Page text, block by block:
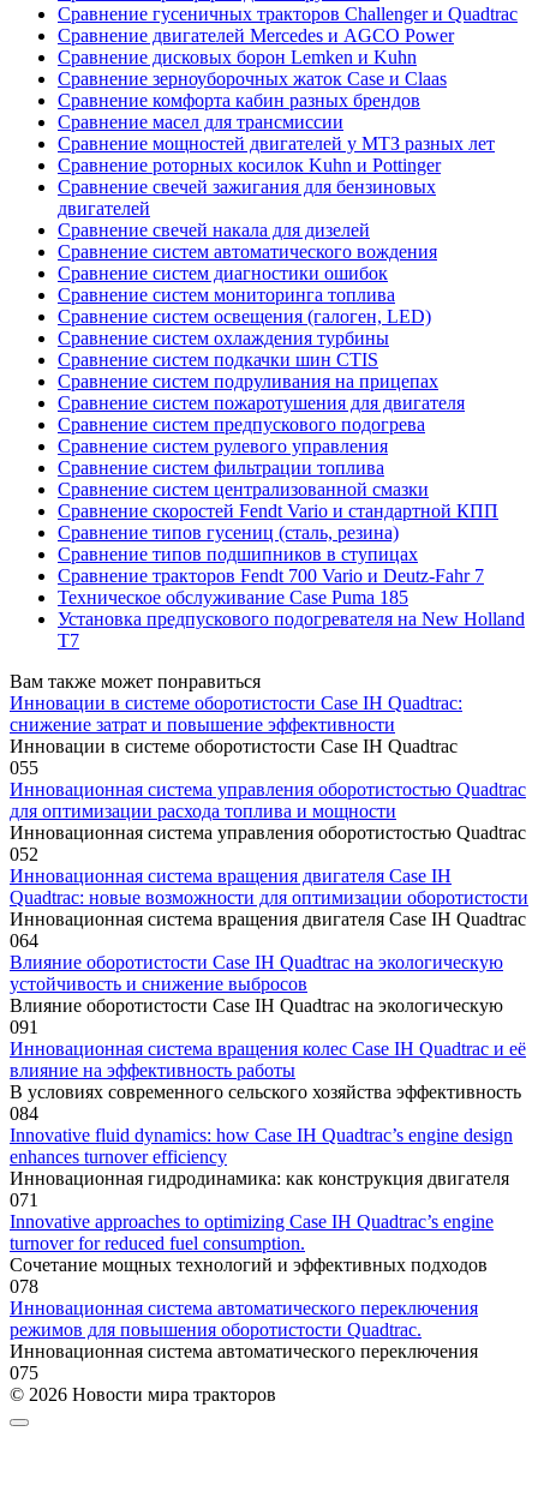
Сравнение гусеничных тракторов Challenger и Quadtrac
Сравнение двигателей Mercedes и AGCO Power
Сравнение дисковых борон Lemken и Kuhn
Сравнение зерноуборочных жаток Case и Claas
Сравнение комфорта кабин разных брендов
Сравнение масел для трансмиссии
Сравнение мощностей двигателей у МТЗ разных лет
Сравнение роторных косилок Kuhn и Pottinger
Сравнение свечей зажигания для бензиновых
двигателей
Сравнение свечей накала для дизелей
Сравнение систем автоматического вождения
Сравнение систем диагностики ошибок
Сравнение систем мониторинга топлива
Сравнение систем освещения (галоген, LED)
Сравнение систем охлаждения турбины
Сравнение систем подкачки шин CTIS
Сравнение систем подруливания на прицепах
Сравнение систем пожаротушения для двигателя
Сравнение систем предпускового подогрева
Сравнение систем рулевого управления
Сравнение систем фильтрации топлива
Сравнение систем централизованной смазки
Сравнение скоростей Fendt Vario и стандартной КПП
Сравнение типов гусениц (сталь, резина)
Сравнение типов подшипников в ступицах
Сравнение тракторов Fendt 700 Vario и Deutz-Fahr 7
Техническое обслуживание Case Puma 185
Установка предпускового подогревателя на New Holland
T7
Вам также может понравиться
Инновации в системе оборотистости Case IH Quadtrac:
снижение затрат и повышение эффективности
Инновации в системе оборотистости Case IH Quadtrac
055
Инновационная система управления оборотистостью Quadtrac
для оптимизации расхода топлива и мощности
Инновационная система управления оборотистостью Quadtrac
052
Инновационная система вращения двигателя Case IH
Quadtrac: новые возможности для оптимизации оборотистости
Инновационная система вращения двигателя Case IH Quadtrac
064
Влияние оборотистости Case IH Quadtrac на экологическую
устойчивость и снижение выбросов
Влияние оборотистости Case IH Quadtrac на экологическую
091
Инновационная система вращения колес Case IH Quadtrac и её
влияние на эффективность работы
В условиях современного сельского хозяйства эффективность
084
Innovative fluid dynamics: how Case IH Quadtrac’s engine design
enhances turnover efficiency
Инновационная гидродинамика: как конструкция двигателя
071
Innovative approaches to optimizing Case IH Quadtrac’s engine
turnover for reduced fuel consumption.
Сочетание мощных технологий и эффективных подходов
078
Инновационная система автоматического переключения
режимов для повышения оборотистости Quadtrac.
Инновационная система автоматического переключения
075
© 2026 Новости мира тракторов